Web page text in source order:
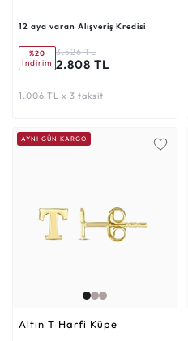
12 aya varan Alışveriş Kredisi
%20
İndirim
3.526 TL
2.808 TL
1.006 TL x 3 taksit
AYNI GÜN KARGO
Altın T Harfi Küpe